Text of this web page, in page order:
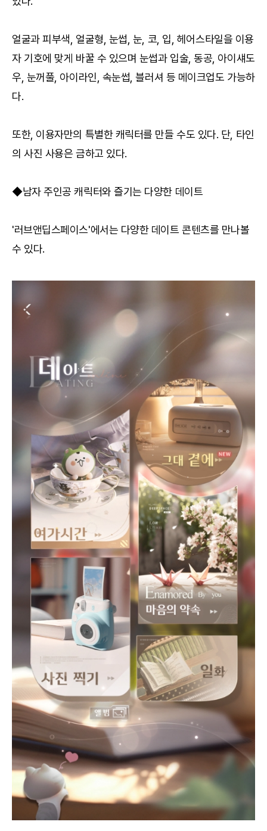
얼굴과 피부색, 얼굴형, 눈썹, 눈, 코, 입, 헤어스타일을 이용
자 기호에 맞게 바꿀 수 있으며 눈썹과 입술, 동공, 아이섀도
우, 눈꺼풀, 아이라인, 속눈썹, 블러셔 등 메이크업도 가능하
다.
또한, 이용자만의 특별한 캐릭터를 만들 수도 있다. 단, 타인
의 사진 사용은 금하고 있다.
◆남자 주인공 캐릭터와 즐기는 다양한 데이트
'러브앤딥스페이스'에서는 다양한 데이트 콘텐츠를 만나볼
수 있다.